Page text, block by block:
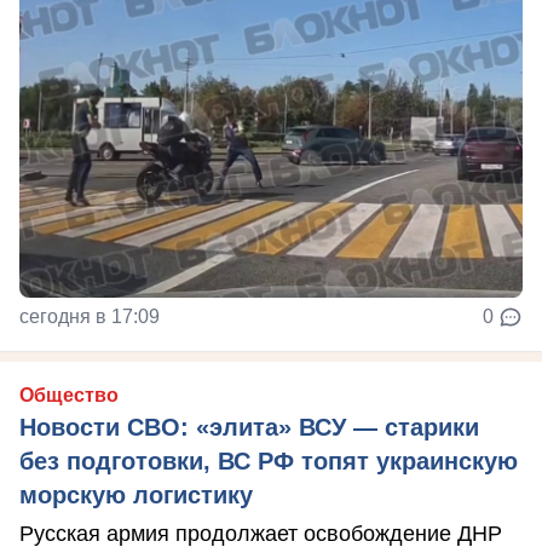
сегодня в 17:09 0
Общество
Новости СВО: «элита» ВСУ — старики
без подготовки, ВС РФ топят украинскую
морскую логистику
Русская армия продолжает освобождение ДНР